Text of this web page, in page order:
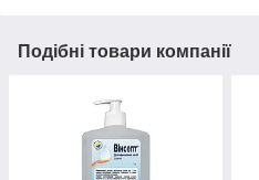
Подібні товари компанії